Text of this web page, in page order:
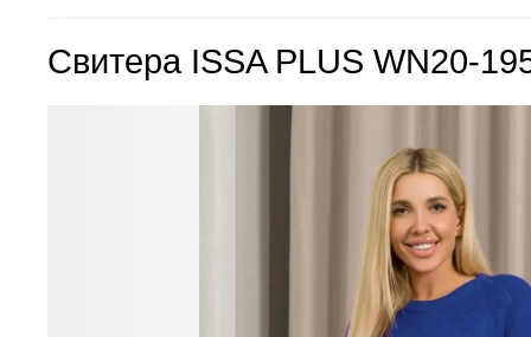
Свитера ISSA PLUS WN20-